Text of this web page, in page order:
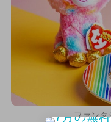
ファンタ